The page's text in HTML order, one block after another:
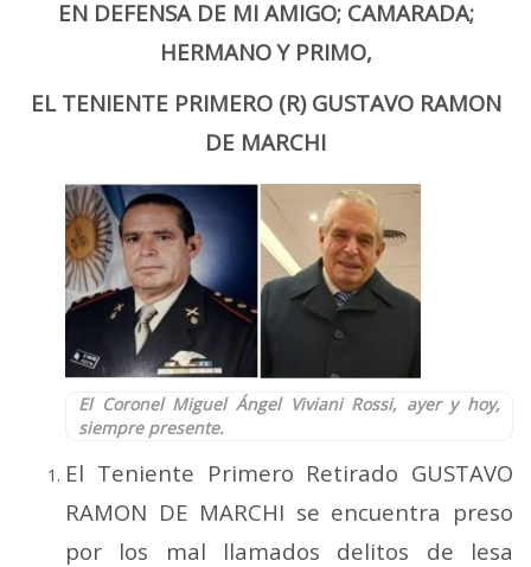
EN DEFENSA DE MI AMIGO; CAMARADA;
HERMANO Y PRIMO,
EL TENIENTE PRIMERO (R) GUSTAVO RAMON
DE MARCHI
El Coronel Miguel Ángel Viviani Rossi, ayer y hoy,
siempre presente.
El Teniente Primero Retirado GUSTAVO
RAMON DE MARCHI se encuentra preso
por los mal llamados delitos de lesa